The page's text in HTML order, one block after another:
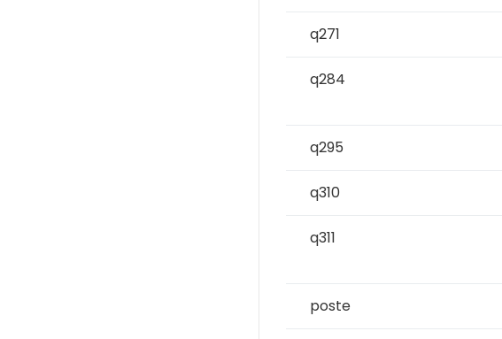
q271
q284
q295
q310
q311
poste